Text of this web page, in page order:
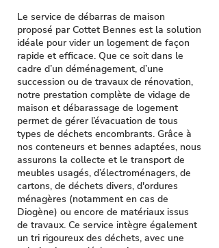
Le service de débarras de maison
proposé par Cottet Bennes est la solution
idéale pour vider un logement de façon
rapide et efficace. Que ce soit dans le
cadre d’un déménagement, d’une
succession ou de travaux de rénovation,
notre prestation complète de vidage de
maison et débarassage de logement
permet de gérer l’évacuation de tous
types de déchets encombrants. Grâce à
nos conteneurs et bennes adaptées, nous
assurons la collecte et le transport de
meubles usagés, d’électroménagers, de
cartons, de déchets divers, d'ordures
ménagères (notamment en cas de
Diogène) ou encore de matériaux issus
de travaux. Ce service intègre également
un tri rigoureux des déchets, avec une